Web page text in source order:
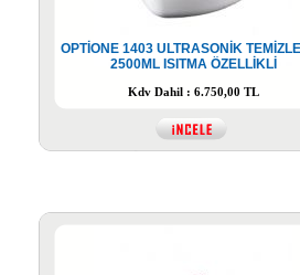
OPTİONE 1403 ULTRASONİK
2500ML ISITMA ÖZELLİKLİ
Kdv Dahil : 6.750,00 TL